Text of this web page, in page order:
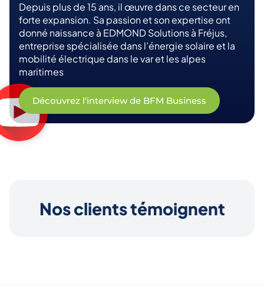
Depuis plus de 15 ans, il œuvre dans ce secteur en
forte expansion. Sa passion et son expertise ont
donné naissance à EDMOND Solutions à Fréjus,
entreprise spécialisée dans l’énergie solaire et la
mobilité électrique dans le var et les alpes
maritimes
Découvrez l'interview de BFM Business
Nos clients témoignent